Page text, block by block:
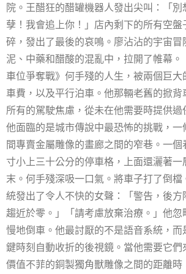
院。王醋狂的醋罐機器人發出尖叫：「
孽！我會追上你！」店內剩下的所有空盤
碎，發出了最後的哀鳴。廖沾沾的宇宙冒
泥、中藥和醋酸的混亂中，拉開了帷幕。
車位爭奪戰》何手殘的人生，被兩個巨
車費，以及平行泊車。他那輛老舊的掀
所有的駕駛焦慮，從未在他需要時提供過
他面臨的是城市傳說中最恐怖的挑戰，
間專賣金屬雕像的畫廊之間的窄巷。一個
寸小上三十公分的停車格，上面還灑著
末。何手殘深吸一口氣。將車子打了倒檔
統發出了令人不快的女聲：「警告，後方
趨近於零。」「請考慮放棄治療。」他
慢地倒車。他最討厭的不是語音系統，而
鍵時刻自動收折的後視鏡。當他需要它
價值不菲的銅製獨角獸雕像之間的距離時